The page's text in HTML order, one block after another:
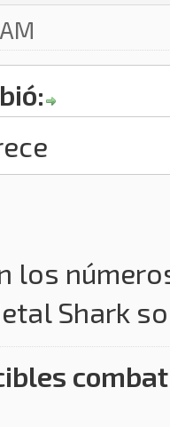
los
Shark